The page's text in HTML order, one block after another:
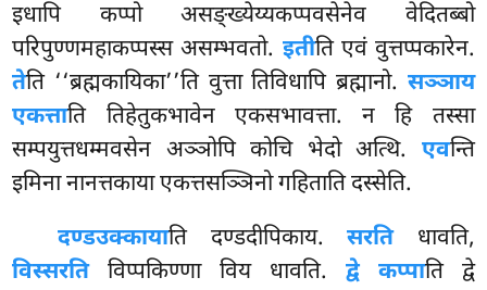
इधापि कप्पो असङ्ख्येय्यकप्पवसेनेव वेदितब्बो
परिपुण्णमहाकप्पस्स असम्भवतो. इतीति एवं वुत्तप्पकारेन.
तेति ‘‘ब्रह्मकायिका’’ति वुत्ता तिविधापि ब्रह्मानो. सञ्ञाय
एकत्ताति तिहेतुकभावेन एकसभावत्ता. न हि तस्सा
सम्पयुत्तधम्मवसेन अञ्ञोपि कोचि भेदो अत्थि. एवन्ति
इमिना नानत्तकाया एकत्तसञ्ञिनो गहिताति दस्सेति.
दण्डउक्कायाति दण्डदीपिकाय.सरतिधावति,
विस्सरतिविप्पकिण्णा विय धावति. द्वे कप्पाति द्वे